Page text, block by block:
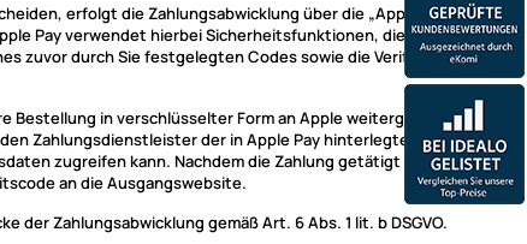
erfolgt die Zahlungsabwicklung über die „Apple Pay“-
Pay verwendet hierbei Sicherheitsfunktionen, die in die
zuvor durch Sie festgelegten Codes sowie die Verifizierung
Bestellung in verschlüsselter Form an Apple weitergegeben.
Zahlungsdienstleister der in Apple Pay hinterlegten
zugreifen kann. Nachdem die Zahlung getätigt wurde,
an die Ausgangswebsite.
Zahlungsabwicklung gemäß Art. 6 Abs. 1 lit. b DSGVO.